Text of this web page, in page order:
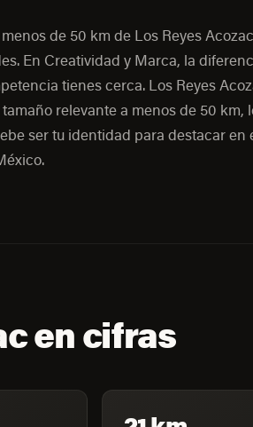
de 50 km de Los Reyes
En Creatividad y Marca, la
tienes cerca. Los Reyes
relevante a menos de 50 km,
ser tu identidad para destacar en
en cifras